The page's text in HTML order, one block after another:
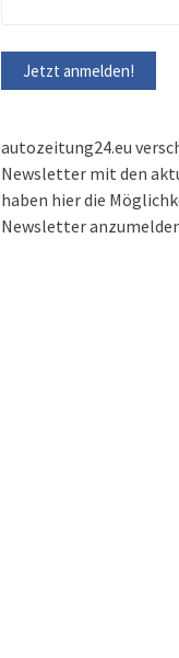
autozeitung24.eu
Newsletter mit den
haben hier die
Newsletter